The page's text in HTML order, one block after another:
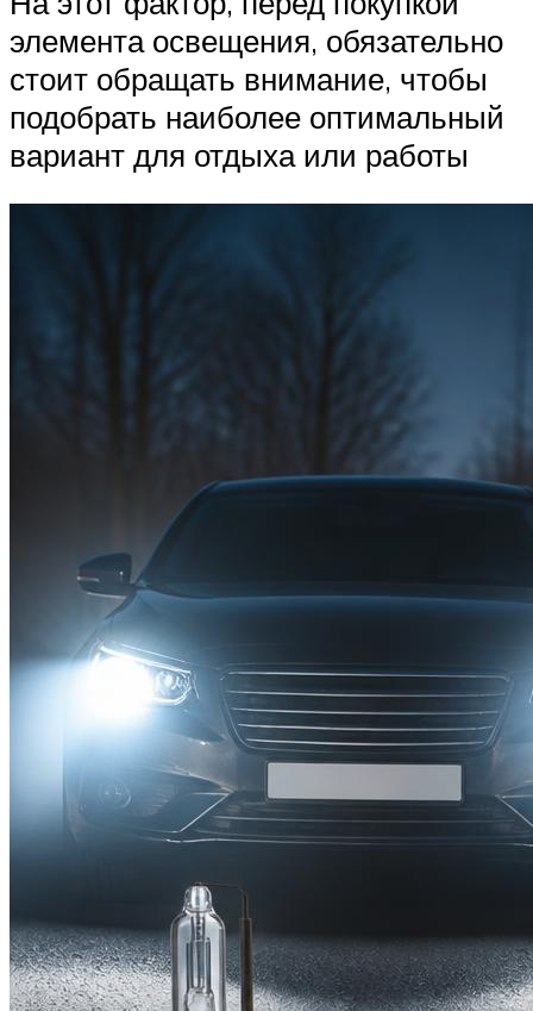
элемента освещения, обязательно
стоит обращать внимание, чтобы
подобрать наиболее оптимальный
вариант для отдыха или работы